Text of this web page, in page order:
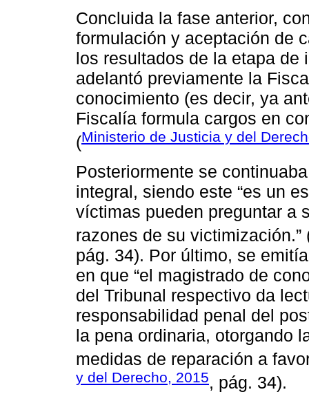
Concluida la fase anterior,
formulación y aceptación de
los resultados de la etapa
adelantó previamente la
conocimiento (es decir, ya
Fiscalía formula cargos en
(Ministerio de Justicia y del
Posteriormente se
integral, siendo este “es un
víctimas pueden preguntar a
razones de su victimización.”
pág. 34). Por último, se
en que “el magistrado de
del Tribunal respectivo da
responsabilidad penal del
la pena ordinaria, otorgando
medidas de reparación a
y del Derecho, 2015, pág. 34).